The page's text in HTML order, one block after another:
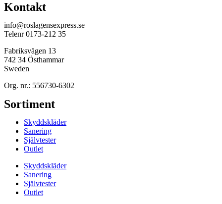
Kontakt
info@roslagensexpress.se
Telenr 0173-212 35
Fabriksvägen 13
742 34 Östhammar
Sweden
Org. nr.: 556730-6302
Sortiment
Skyddskläder
Sanering
Självtester
Outlet
Skyddskläder
Sanering
Självtester
Outlet